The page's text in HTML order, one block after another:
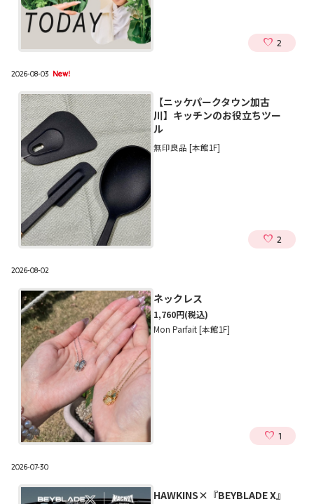
2
2026-08-03 New!
【ニッケパークタウン加古
川】キッチンのお役立ちツー
ル
無印良品 [本館1F]
2
2026-08-02
ネックレス
1,760円(税込)
Mon Parfait [本館1F]
1
2026-07-30
HAWKINS×『BEYBLADE X』